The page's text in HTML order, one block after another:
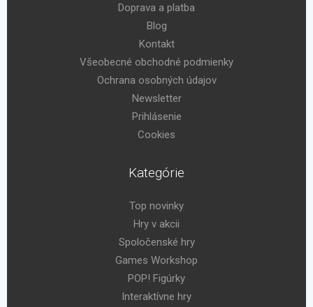
Doprava a platba
Blog
Kontakt
Všeobecné obchodné podmienky
Ochrana osobných údajov
Newsletter
Prihlásenie
Cookies
Kategórie
Top novinky
Hry v akcii
Spoločenské hry
Games Workshop
POP! Figúrky
Interaktívne hry